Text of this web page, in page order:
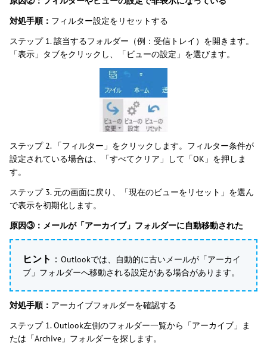
対処手順： フィルター設定をリセットする
ステップ 1. 該当するフォルダー（例：受信トレイ）を開きます。
「表示」タブをクリックし、「ビューの設定」を選びます。
ステップ 2. 「フィルター」をクリックします。フィルター条件が
設定されている場合は、「すべてクリア」して「OK」を押しま
す。
ステップ 3. 元の画面に戻り、「現在のビューをリセット」を選ん
で表示を初期化します。
原因③：メールが「アーカイブ」フォルダーに自動移動された
ヒント ： Outlookでは、自動的に古いメールが「アーカイ
ブ」フォルダーへ移動される設定がある場合があります。
対処手順： アーカイブフォルダーを確認する
ステップ 1. Outlook左側のフォルダー一覧から「アーカイブ」ま
たは「Archive」フォルダーを探します。